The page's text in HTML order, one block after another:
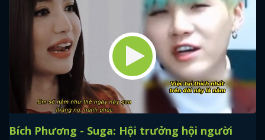
Bích Phương - Suga: Hội trưởng hội người